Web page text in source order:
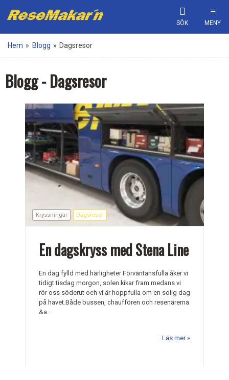
SÖK MENY
Hem » Blogg » Dagsresor
Blogg - Dagsresor
Kryssningar Dagsresor
En dagskryss med Stena Line
En dag fylld med härligheter Förväntansfulla åker vi
tidigt tisdag morgon, solen kikar fram medans vi
rör oss söderut och vi är hoppfulla om en solig dag
på havet.Både bussen, chauffören och resenärerna
&a...
Läs mer